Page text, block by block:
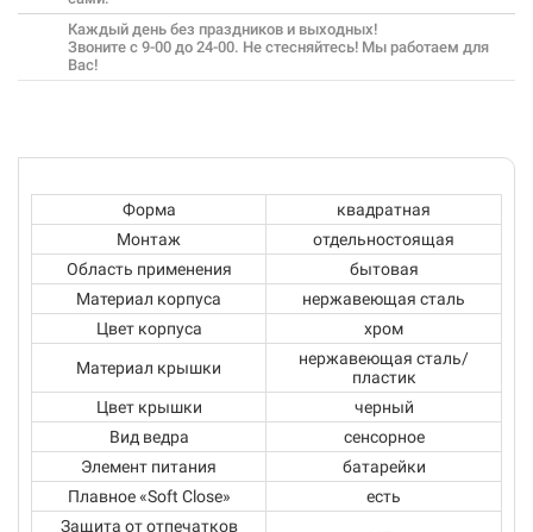
Каждый день без праздников и выходных!
Звоните с 9-00 до 24-00. Не стесняйтесь! Мы работаем для
Вас!
Форма
квадратная
Монтаж
отдельностоящая
Область применения
бытовая
Материал корпуса
нержавеющая сталь
Цвет корпуса
хром
Материал крышки
нержавеющая сталь/
пластик
Цвет крышки
черный
Вид ведра
сенсорное
Элемент питания
батарейки
Плавное «Soft Close»
есть
Защита от отпечатков